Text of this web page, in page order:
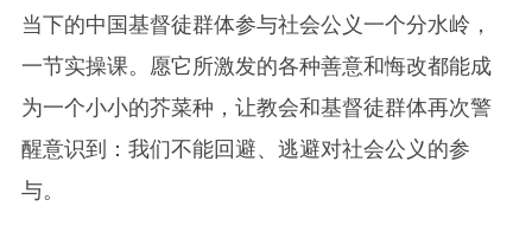
当下的中国基督徒群体参与社会公义一个分水岭，
一节实操课。愿它所激发的各种善意和悔改都能成
为一个小小的芥菜种，让教会和基督徒群体再次警
醒意识到：我们不能回避、逃避对社会公义的参
与。